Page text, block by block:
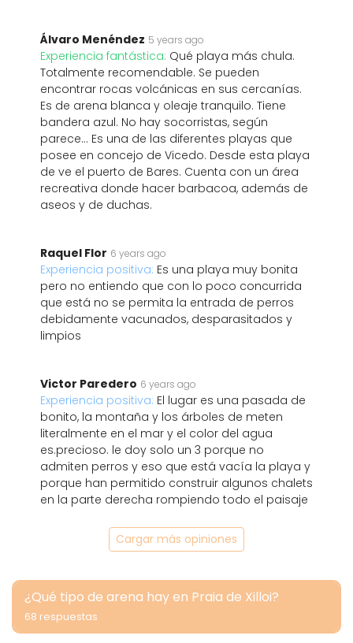
Álvaro Menéndez 5 years ago
Experiencia fantástica: Qué playa más chula.
Totalmente recomendable. Se pueden
encontrar rocas volcánicas en sus cercanías.
Es de arena blanca y oleaje tranquilo. Tiene
bandera azul. No hay socorristas, según
parece... Es una de las diferentes playas que
posee en concejo de Vicedo. Desde esta playa
de ve el puerto de Bares. Cuenta con un área
recreativa donde hacer barbacoa, además de
aseos y de duchas.
Raquel Flor 6 years ago
Experiencia positiva: Es una playa muy bonita
pero no entiendo que con lo poco concurrida
que está no se permita la entrada de perros
debidamente vacunados, desparasitados y
limpios
Victor Paredero 6 years ago
Experiencia positiva: El lugar es una pasada de
bonito, la montaña y los árboles de meten
literalmente en el mar y el color del agua
es.precioso. le doy solo un 3 porque no
admiten perros y eso que está vacía la playa y
porque han permitido construir algunos chalets
en la parte derecha rompiendo todo el paisaje
Cargar más opiniones
¿Qué tipo de arena hay en Praia de Xilloi?
68 respuestas